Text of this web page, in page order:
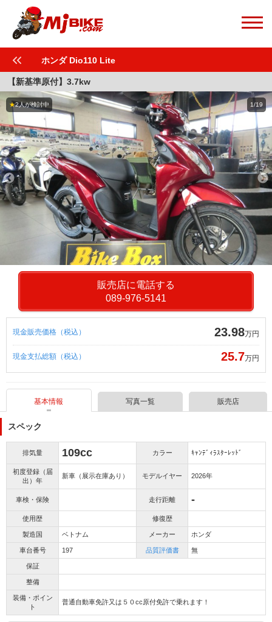
ホンダ Dio110 Lite
【新基準原付】3.7kw
原付免許で乗れるDio110Ｌｉｔｅ【新基準原付】のNewスタンダード！
1/19
★2人が検討中
販売店に電話する
089-976-5141
現金販売価格（税込） 23.98万円
現金支払総額（税込） 25.7万円
基本情報 写真一覧 販売店
スペック
排気量 109cc カラー ｷｬﾝﾃﾞｨﾗｽﾀｰﾚｯﾄﾞ
初度登録（届
出）年
新車（展示在庫あり） モデルイヤー 2026年
車検・保険 走行距離 -
使用歴 修復歴
製造国 ベトナム メーカー ホンダ
車台番号 197 品質評価書 無
保証
整備
装備・ポイン
ト
普通自動車免許又は５０cc原付免許で乗れます！